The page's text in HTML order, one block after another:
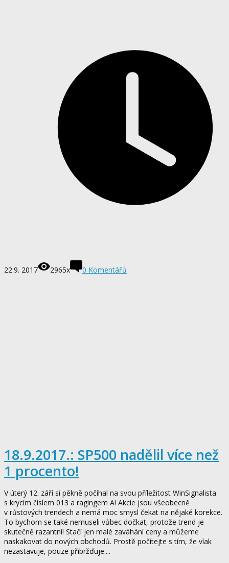
22.9. 2017 2965x 0 Komentářů
18.9.2017.: SP500 nadělil více než
1 procento!
V úterý 12. září si pěkně počíhal na svou příležitost WinSignalista
s krycím číslem 013 a ragingem A! Akcie jsou všeobecně
v růstových trendech a nemá moc smysl čekat na nějaké korekce.
To bychom se také nemuseli vůbec dočkat, protože trend je
skutečně razantní! Stačí jen malé zaváhání ceny a můžeme
naskakovat do nových obchodů. Prostě počítejte s tím, že vlak
nezastavuje, pouze přibržďuje....